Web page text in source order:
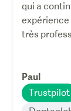
qui a
expérience
très
Paul
Trustpilot